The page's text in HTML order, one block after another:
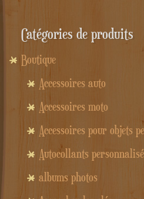
Catégories de produits
Boutique
Accessoires auto
Accessoires moto
Accessoires pour objets
Autocollants
albums photos